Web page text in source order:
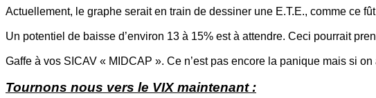
Actuellement, le graphe serait en train de dessiner une E.T.E., comme ce
Un potentiel de baisse d’environ 13 à 15% est à attendre. Ceci pourrait
Gaffe à vos SICAV « MIDCAP ». Ce n’est pas encore la panique mais si
Tournons nous vers le VIX maintenant :